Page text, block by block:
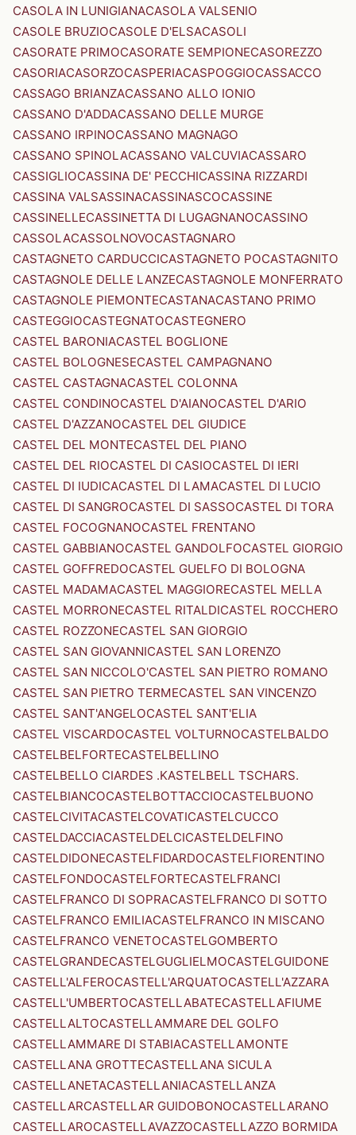
CASOLA IN LUNIGIANACASOLA VALSENIO
CASOLE BRUZIOCASOLE D'ELSACASOLI
CASORATE PRIMOCASORATE SEMPIONECASOREZZO
CASORIACASORZOCASPERIACASPOGGIOCASSACCO
CASSAGO BRIANZACASSANO ALLO IONIO
CASSANO D'ADDACASSANO DELLE MURGE
CASSANO IRPINOCASSANO MAGNAGO
CASSANO SPINOLACASSANO VALCUVIACASSARO
CASSIGLIOCASSINA DE' PECCHICASSINA RIZZARDI
CASSINA VALSASSINACASSINASCOCASSINE
CASSINELLECASSINETTA DI LUGAGNANOCASSINO
CASSOLACASSOLNOVOCASTAGNARO
CASTAGNETO CARDUCCICASTAGNETO POCASTAGNITO
CASTAGNOLE DELLE LANZECASTAGNOLE MONFERRATO
CASTAGNOLE PIEMONTECASTANACASTANO PRIMO
CASTEGGIOCASTEGNATOCASTEGNERO
CASTEL BARONIACASTEL BOGLIONE
CASTEL BOLOGNESECASTEL CAMPAGNANO
CASTEL CASTAGNACASTEL COLONNA
CASTEL CONDINOCASTEL D'AIANOCASTEL D'ARIO
CASTEL D'AZZANOCASTEL DEL GIUDICE
CASTEL DEL MONTECASTEL DEL PIANO
CASTEL DEL RIOCASTEL DI CASIOCASTEL DI IERI
CASTEL DI IUDICACASTEL DI LAMACASTEL DI LUCIO
CASTEL DI SANGROCASTEL DI SASSOCASTEL DI TORA
CASTEL FOCOGNANOCASTEL FRENTANO
CASTEL GABBIANOCASTEL GANDOLFOCASTEL GIORGIO
CASTEL GOFFREDOCASTEL GUELFO DI BOLOGNA
CASTEL MADAMACASTEL MAGGIORECASTEL MELLA
CASTEL MORRONECASTEL RITALDICASTEL ROCCHERO
CASTEL ROZZONECASTEL SAN GIORGIO
CASTEL SAN GIOVANNICASTEL SAN LORENZO
CASTEL SAN NICCOLO'CASTEL SAN PIETRO ROMANO
CASTEL SAN PIETRO TERMECASTEL SAN VINCENZO
CASTEL SANT'ANGELOCASTEL SANT'ELIA
CASTEL VISCARDOCASTEL VOLTURNOCASTELBALDO
CASTELBELFORTECASTELBELLINO
CASTELBELLO CIARDES .KASTELBELL TSCHARS.
CASTELBIANCOCASTELBOTTACCIOCASTELBUONO
CASTELCIVITACASTELCOVATICASTELCUCCO
CASTELDACCIACASTELDELCICASTELDELFINO
CASTELDIDONECASTELFIDARDOCASTELFIORENTINO
CASTELFONDOCASTELFORTECASTELFRANCI
CASTELFRANCO DI SOPRACASTELFRANCO DI SOTTO
CASTELFRANCO EMILIACASTELFRANCO IN MISCANO
CASTELFRANCO VENETOCASTELGOMBERTO
CASTELGRANDECASTELGUGLIELMOCASTELGUIDONE
CASTELL'ALFEROCASTELL'ARQUATOCASTELL'AZZARA
CASTELL'UMBERTOCASTELLABATECASTELLAFIUME
CASTELLALTOCASTELLAMMARE DEL GOLFO
CASTELLAMMARE DI STABIACASTELLAMONTE
CASTELLANA GROTTECASTELLANA SICULA
CASTELLANETACASTELLANIACASTELLANZA
CASTELLARCASTELLAR GUIDOBONOCASTELLARANO
CASTELLAROCASTELLAVAZZOCASTELLAZZO BORMIDA